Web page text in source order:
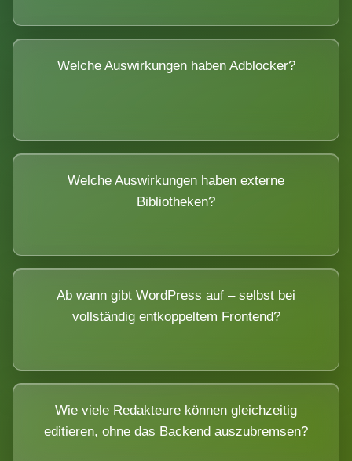
Welche Auswirkungen haben Adblocker?
Welche Auswirkungen haben externe
Bibliotheken?
Ab wann gibt WordPress auf – selbst bei
vollständig entkoppeltem Frontend?
Wie viele Redakteure können gleichzeitig
editieren, ohne das Backend auszubremsen?